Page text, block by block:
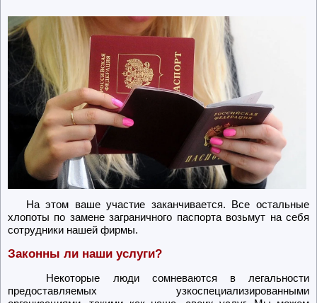
На этом ваше участие заканчивается. Все остальные
хлопоты по замене заграничного паспорта возьмут на себя
сотрудники нашей фирмы.
Законны ли наши услуги?
Некоторые люди сомневаются в легальности
предоставляемых узкоспециализированными